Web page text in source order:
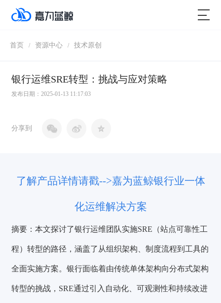
首页 / 资源中心 / 技术原创
银行运维SRE转型：挑战与应对策略
发布日期：2025-01-13 11:17:03
分享到
了解产品详情请戳-->嘉为蓝鲸银行业一体
化运维解决方案
摘要：本文探讨了银行运维团队实施SRE（站点可靠性工
程）转型的路径 ，涵盖了从组织架构、制度流程到工具的
全面实施方案。银行面临着由传统单体架构向分布式架构
转型的挑战，SRE通过引入自动化、可观测性和持续改进